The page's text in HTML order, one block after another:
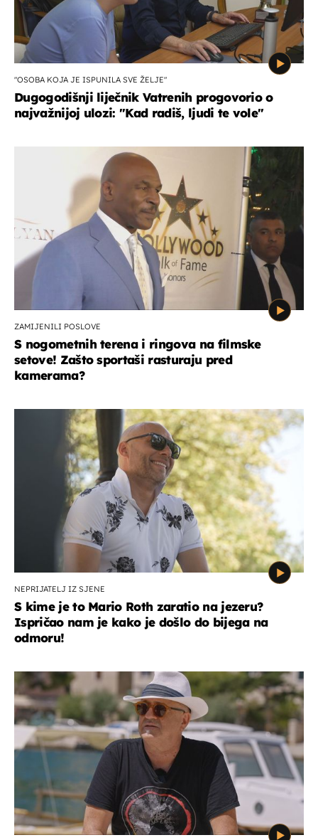
"OSOBA KOJA JE ISPUNILA SVE ŽELJE"
Dugogodišnji liječnik Vatrenih progovorio o
najvažnijoj ulozi: "Kad radiš, ljudi te vole"
ZAMIJENILI POSLOVE
S nogometnih terena i ringova na filmske
setove! Zašto sportaši rasturaju pred
kamerama?
NEPRIJATELJ IZ SJENE
S kime je to Mario Roth zaratio na jezeru?
Ispričao nam je kako je došlo do bijega na
odmoru!